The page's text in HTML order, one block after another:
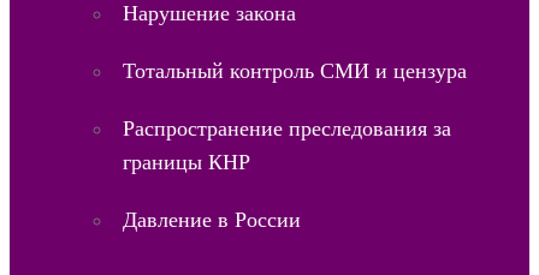
Нарушение закона
Тотальный контроль СМИ и цензура
Распространение преследования за
границы КНР
Давление в России